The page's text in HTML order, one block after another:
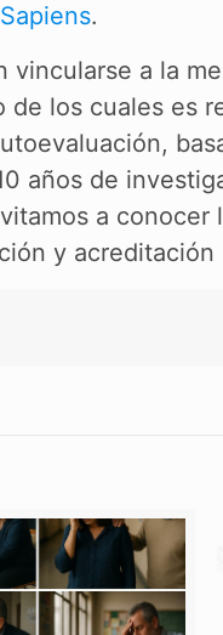
.
a la
los cuales es
años de
a conocer
y